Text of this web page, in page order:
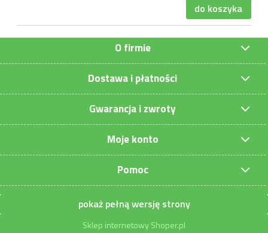
do koszyka
O firmie
Dostawa i płatności
Gwarancja i zwroty
Moje konto
Pomoc
pokaż pełną wersję strony
Sklep internetowy Shoper.pl